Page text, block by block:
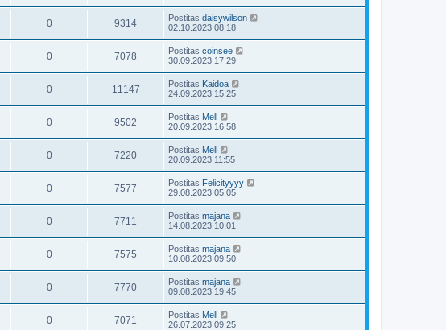
0 9314 Postitas daisywilson
02.10.2023 08:18
0 7078 Postitas coinsee
30.09.2023 17:29
0 11147 Postitas Kaidoa
24.09.2023 15:25
0 9502 Postitas Mell
20.09.2023 16:58
0 7220 Postitas Mell
20.09.2023 11:55
0 7577 Postitas Felicityyyy
29.08.2023 05:05
0 7711 Postitas majana
14.08.2023 10:01
0 7575 Postitas majana
10.08.2023 09:50
0 7770 Postitas majana
09.08.2023 19:45
0 7071 Postitas Mell
26.07.2023 09:25